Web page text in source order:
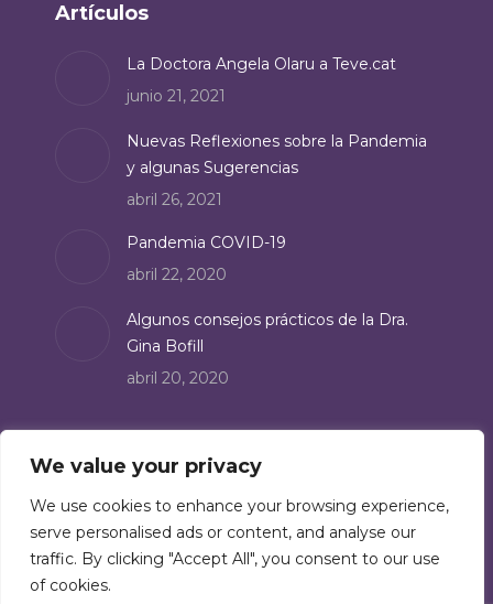
We value your privacy
We use cookies to enhance your browsing experience,
serve personalised ads or content, and analyse our
traffic. By clicking "Accept All", you consent to our use
of cookies.
opens
window
Artículos
La Doctora Angela Olaru a Teve.cat
junio 21, 2021
Nuevas Reflexiones sobre la Pandemia
y algunas Sugerencias
abril 26, 2021
Pandemia COVID-19
abril 22, 2020
Algunos consejos prácticos de la Dra.
Gina Bofill
abril 20, 2020
Suscríbete